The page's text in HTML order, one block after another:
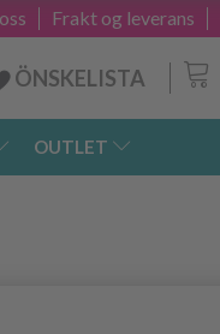
Frakt og leverans
ÖNSKELISTA
OUTLET